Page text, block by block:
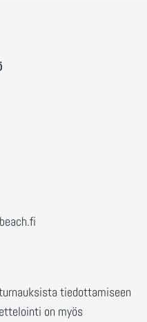
tiedottamiseen
on myös